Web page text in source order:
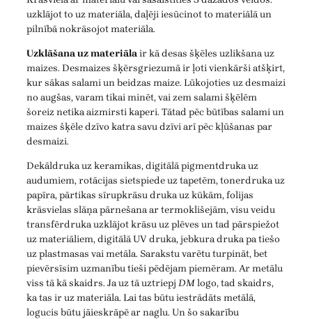
uzklājot to uz materiāla, daļēji iesūcinot to materiālā un
pilnībā nokrāsojot materiāla.
Uzklāšana uz materiālair kā desas šķēles uzlikšana uz
maizes. Desmaizes šķērsgriezumā ir ļoti vienkārši atšķirt,
kur sākas salami un beidzas maize. Lūkojoties uz desmaizi
no augšas, varam tikai minēt, vai zem salami šķēlēm
šoreiz netika aizmirsti kaperi. Tātad pēc būtības salami un
maizes šķēle dzīvo katra savu dzīvi arī pēc kļūšanas par
desmaizi.
Dekāldruka uz keramikas, digitālā pigmentdruka uz
audumiem, rotācijas sietspiede uz tapetēm, tonerdruka uz
papīra, pārtikas sīrupkrāsu druka uz kūkām, folijas
krāsvielas slāņa pārnešana ar termoklišejām, visu veidu
transfērdruka uzklājot krāsu uz plēves un tad pārspiežot
uz materiāliem, digitālā UV druka, jebkura druka pa tiešo
uz plastmasas vai metāla. Sarakstu varētu turpināt, bet
pievērsīsim uzmanību tieši pēdējam piemēram. Ar metālu
viss tā kā skaidrs. Ja uz tā uztriepj DMlogo, tad skaidrs,
ka tas ir uz materiāla. Lai tas būtu iestrādāts metālā,
logucis būtu jāieskrāpē ar naglu. Un šo sakarību